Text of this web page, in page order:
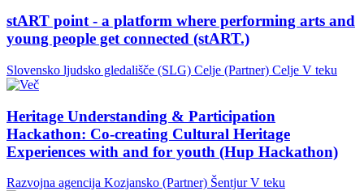
stART point - a platform where performing arts and
young people get connected (stART.)
Slovensko ljudsko gledališče (SLG) Celje (Partner) Celje V teku
Heritage Understanding & Participation
Hackathon: Co-creating Cultural Heritage
Experiences with and for youth (Hup Hackathon)
Razvojna agencija Kozjansko (Partner) Šentjur V teku